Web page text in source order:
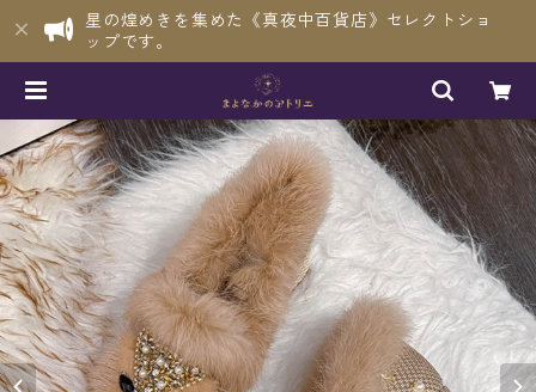
星の煌めきを集めた《真夜中百貨店》セレクトショ
ップです。